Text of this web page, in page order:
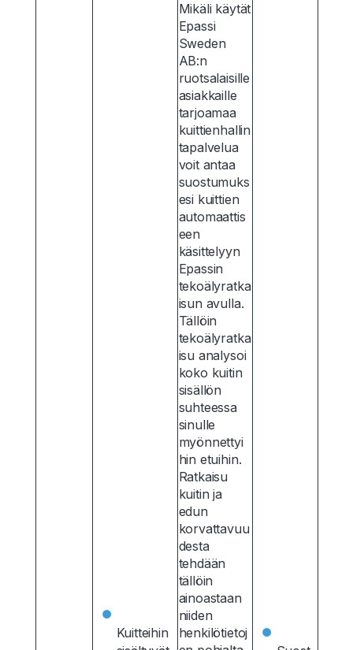
Kuitteihin
Mikäli käytät
Epassi
Sweden
AB:n
ruotsalaisille
asiakkaille
tarjoamaa
kuittienhallin
tapalvelua
voit antaa
suostumuks
esi kuittien
automaattis
een
käsittelyyn
Epassin
tekoälyratka
isun avulla.
Tällöin
tekoälyratka
isu analysoi
koko kuitin
sisällön
suhteessa
sinulle
myönnettyi
hin etuihin.
Ratkaisu
kuitin ja
edun
korvattavuu
desta
tehdään
tällöin
ainoastaan
niiden
henkilötietoj